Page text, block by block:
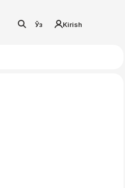
Ўз Kirish